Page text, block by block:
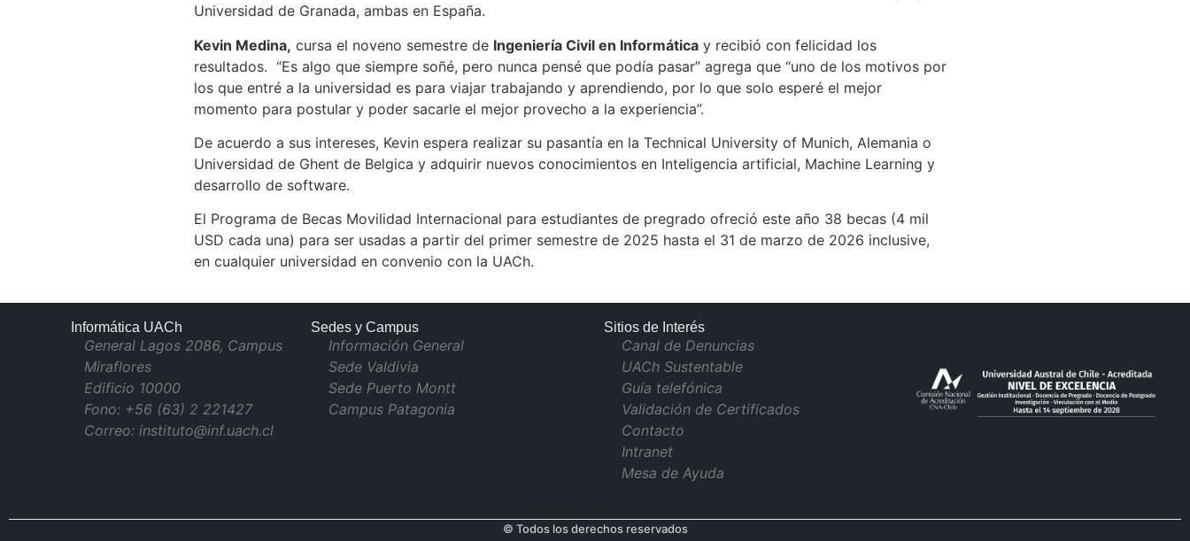
Universidad de Granada, ambas en España.
Kevin Medina, cursa el noveno semestre de Ingeniería Civil en Informáticay recibió con felicidad los
resultados. “Es algo que siempre soñé, pero nunca pensé que podía pasar” agrega que “uno de los motivos por
los que entré a la universidad es para viajar trabajando y aprendiendo, por lo que solo esperé el mejor
momento para postular y poder sacarle el mejor provecho a la experiencia”.
De acuerdo a sus intereses, Kevin espera realizar su pasantía en la Technical University of Munich, Alemania o
Universidad de Ghent de Belgica y adquirir nuevos conocimientos en Inteligencia artificial, Machine Learning y
desarrollo de software.
El Programa de Becas Movilidad Internacional para estudiantes de pregrado ofreció este año 38 becas (4 mil
USD cada una) para ser usadas a partir del primer semestre de 2025 hasta el 31 de marzo de 2026 inclusive,
en cualquier universidad en convenio con la UACh.
Informática UACh
General Lagos 2086, Campus
Miraflores
Edificio 10000
Fono: +56 (63) 2 221427
Correo: instituto@inf.uach.cl
Sedes y Campus
Información General
Sede Valdivia
Sede Puerto Montt
Campus Patagonia
Sitios de Interés
Canal de Denuncias
UACh Sustentable
Guía telefónica
Validación de Certificados
Contacto
Intranet
Mesa de Ayuda
© Todos los derechos reservados